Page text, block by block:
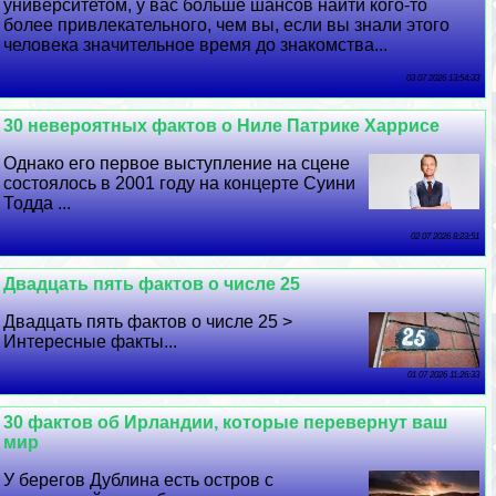
университетом, у вас больше шансов найти кого-то
более привлекательного, чем вы, если вы знали этого
человека значительное время до знакомства...
03 07 2026 13:54:33
30 невероятных фактов о Ниле Патрике Харрисе
Однако его первое выступление на сцене
состоялось в 2001 году на концерте Суини
Тодда ...
02 07 2026 8:23:51
Двадцать пять фактов о числе 25
Двадцать пять фактов о числе 25 >
Интересные факты...
01 07 2026 11:26:33
30 фактов об Ирландии, которые перевернут ваш
мир
У берегов Дублина есть остров с